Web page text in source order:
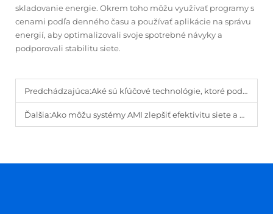
skladovanie energie. Okrem toho môžu využívať programy s
cenami podľa denného času a používať aplikácie na správu
energií, aby optimalizovali svoje spotrebné návyky a
podporovali stabilitu siete.
Predchádzajúca:Aké sú kľúčové technológie, ktoré podporujú modernizáciu elektrickej siete?
Ďalšia:Ako môžu systémy AMI zlepšiť efektivitu siete a predpovedanie spotreby energie?